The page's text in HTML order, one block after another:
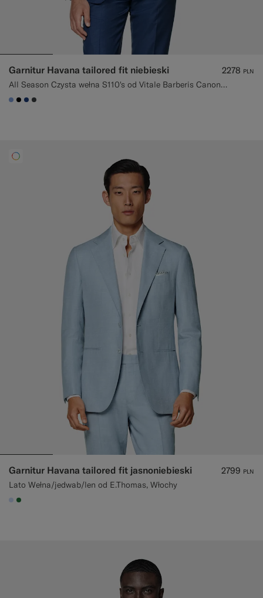
Garnitur Havana tailored fit niebieski
All Season Czysta wełna S110's od Vitale Barberis Canonico, Włochy
2278 PLN
#82A1DC
#000000
#1C3D7A
#3d4043
Garnitur Havana tailored fit jasnoniebieski
Lato Wełna/jedwab/len od E.Thomas, Włochy
2799 PLN
#CCDCF9
#227038